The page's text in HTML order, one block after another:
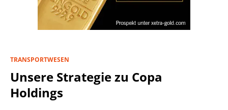
TRANSPORTWESEN
Unsere Strategie zu Copa
Holdings